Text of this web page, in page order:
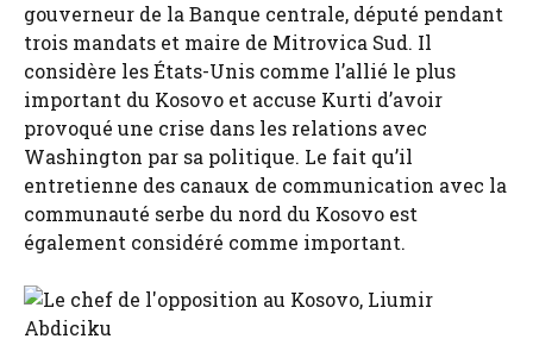
gouverneur de la Banque centrale, député pendant
trois mandats et maire de Mitrovica Sud. Il
considère les États-Unis comme l’allié le plus
important du Kosovo et accuse Kurti d’avoir
provoqué une crise dans les relations avec
Washington par sa politique. Le fait qu’il
entretienne des canaux de communication avec la
communauté serbe du nord du Kosovo est
également considéré comme important.